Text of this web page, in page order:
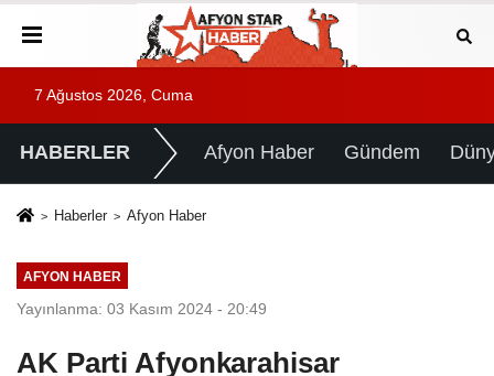
7 Ağustos 2026, Cuma
HABERLER Afyon Haber Gündem
Haberler Afyon Haber
AFYON HABER
Yayınlanma: 03 Kasım 2024 - 20:49
AK Parti Afyonkarahisar